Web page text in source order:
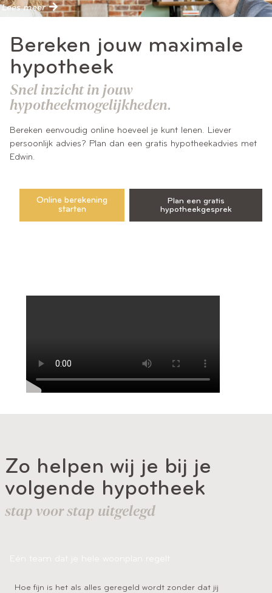
Lees meer
Bereken jouw maximale
hypotheek
Snel inzicht in jouw
hypotheekmogelijkheden.
Bereken eenvoudig online hoeveel je kunt lenen. Liever
persoonlijk advies? Plan dan een gratis hypotheekadvies met
Edwin.
Online berekening
starten
Plan een gratis
hypotheekgesprek
Zo helpen wij je bij je
volgende hypotheek
stap voor stap uitgelegd
Eén team dat je hele woonplan regelt
Hoe fijn is het als alles geregeld wordt zonder dat jij